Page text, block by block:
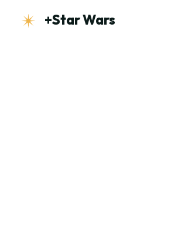
+Star Wars